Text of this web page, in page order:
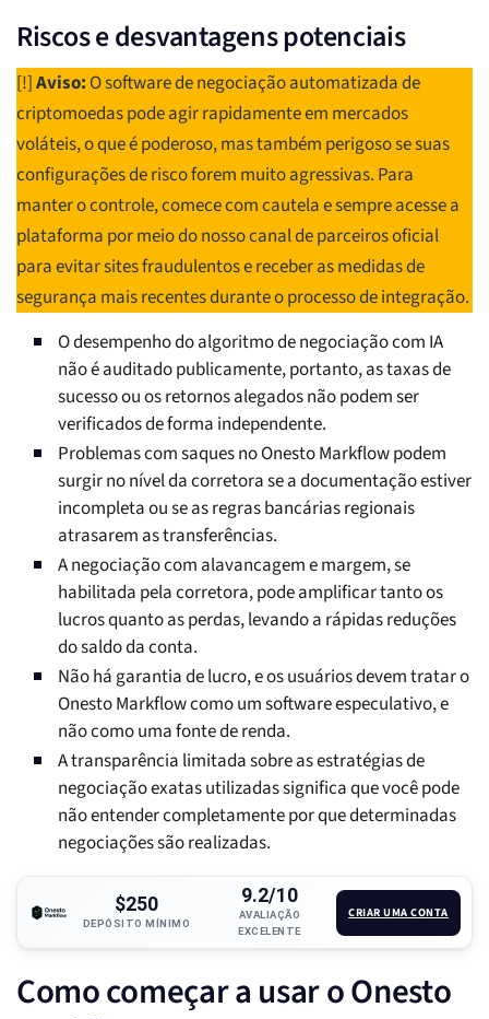
Riscos e desvantagens potenciais
[!]Aviso: O software de negociação automatizada de
criptomoedas pode agir rapidamente em mercados
voláteis, o que é poderoso, mas também perigoso se suas
configurações de risco forem muito agressivas. Para
manter o controle, comece com cautela e sempre acesse a
plataforma por meio do nosso canal de parceiros oficial
para evitar sites fraudulentos e receber as medidas de
segurança mais recentes durante o processo de integração.
O desempenho do algoritmo de negociação com IA
não é auditado publicamente, portanto, as taxas de
sucesso ou os retornos alegados não podem ser
verificados de forma independente.
Problemas com saques no Onesto Markflow podem
surgir no nível da corretora se a documentação estiver
incompleta ou se as regras bancárias regionais
atrasarem as transferências.
A negociação com alavancagem e margem, se
habilitada pela corretora, pode amplificar tanto os
lucros quanto as perdas, levando a rápidas reduções
do saldo da conta.
Não há garantia de lucro, e os usuários devem tratar o
Onesto Markflow como um software especulativo, e
não como uma fonte de renda.
A transparência limitada sobre as estratégias de
negociação exatas utilizadas significa que você pode
não entender completamente por que determinadas
negociações são realizadas.
$250
DEPÓSITO MÍNIMO
9.2/10
AVALIAÇÃO
EXCELENTE
CRIAR UMA CONTA
Como começar a usar o Onesto